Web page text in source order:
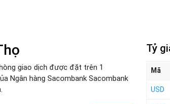
giao dịch được đặt trên 1
Ngân hàng Sacombank Sacombank
Tỷ
Mã
USD